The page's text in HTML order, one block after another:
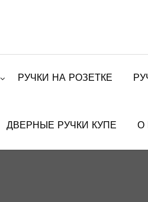
РУЧКИ НА РОЗЕТКЕ
ДВЕРНЫЕ РУЧКИ КУПЕ О